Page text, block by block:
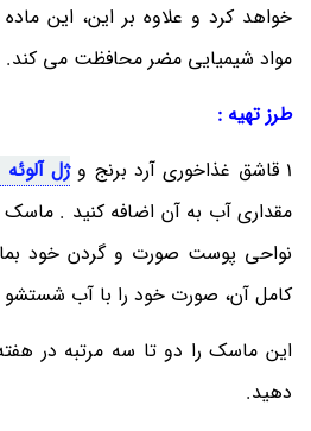
خواهد کرد و علاوه بر این، این
مواد شیمیایی مضر محافظت می‎ کند.
طرز تهیه :
1 قاشق غذاخوری آرد برنج و
ژل آلوئه
مقداری آب به آن اضافه کنید .
نواحی پوست صورت و گردن خود
کامل آن، صورت خود را با آب
این ماسک را دو تا سه مرتبه در هفته
دهید.